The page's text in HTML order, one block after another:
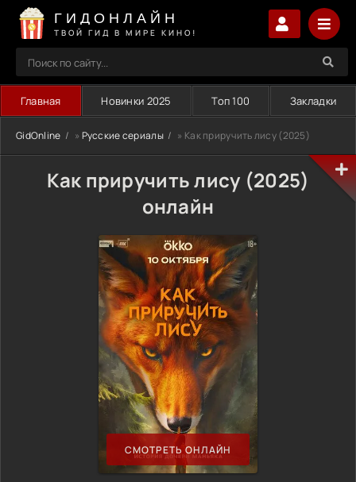
ГИДОНЛАЙН
ТВОЙ ГИД В МИРЕ КИНО!
Главная Новинки 2025 Топ 100 Закладки
GidOnline » Русские сериалы » Как приручить лису (2025)
Как приручить лису (2025)
онлайн
СМОТРЕТЬ ОНЛАЙН